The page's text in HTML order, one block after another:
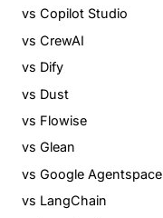
vs Copilot Studio
vs CrewAI
vs Dify
vs Dust
vs Flowise
vs Glean
vs Google Agentspace
vs LangChain